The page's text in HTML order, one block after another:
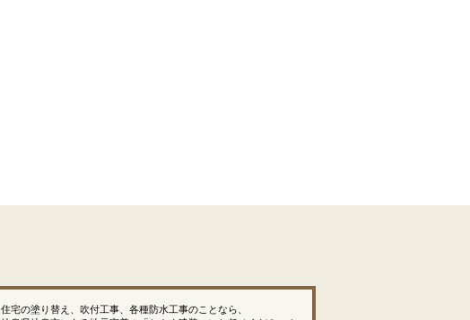
住宅の塗り替え、吹付工事、各種防水工事のことなら、